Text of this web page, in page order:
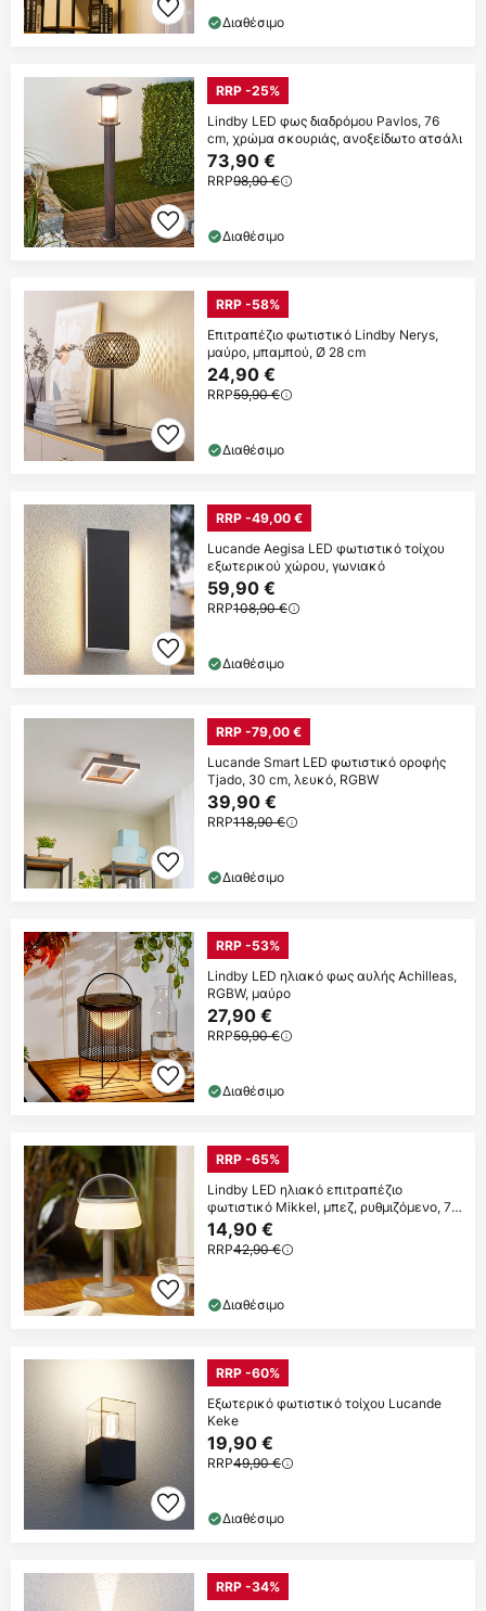
Διαθέσιμο
RRP -25%
Lindby LED φως διαδρόμου Pavlos, 76
cm, χρώμα σκουριάς, ανοξείδωτο ατσάλι
73,90 €
RRP98,90 €
Διαθέσιμο
RRP -58%
Επιτραπέζιο φωτιστικό Lindby Nerys,
μαύρο, μπαμπού, Ø 28 cm
24,90 €
RRP59,90 €
Διαθέσιμο
RRP -49,00 €
Lucande Aegisa LED φωτιστικό τοίχου
εξωτερικού χώρου, γωνιακό
59,90 €
RRP108,90 €
Διαθέσιμο
RRP -79,00 €
Lucande Smart LED φωτιστικό οροφής
Tjado, 30 cm, λευκό, RGBW
39,90 €
RRP118,90 €
Διαθέσιμο
RRP -53%
Lindby LED ηλιακό φως αυλής Achilleas,
RGBW, μαύρο
27,90 €
RRP59,90 €
Διαθέσιμο
RRP -65%
Lindby LED ηλιακό επιτραπέζιο
φωτιστικό Mikkel, μπεζ, ρυθμιζόμενο, 7
cm
14,90 €
RRP42,90 €
Διαθέσιμο
RRP -60%
Εξωτερικό φωτιστικό τοίχου Lucande
Keke
19,90 €
RRP49,90 €
Διαθέσιμο
RRP -34%